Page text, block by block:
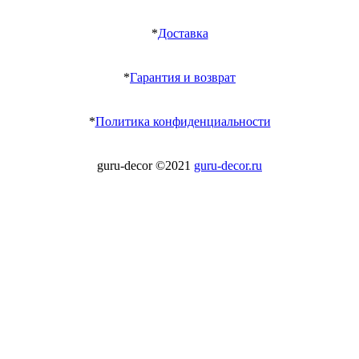
*Доставка
*Гарантия и возврат
*Политика конфиденциальности
guru-decor ©2021 guru-decor.ru